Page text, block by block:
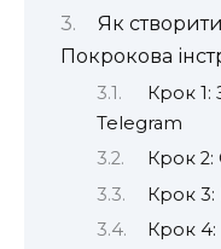
Як
Покрокова
Крок 1:
Telegram
Крок 2:
Крок 3:
Крок 4: